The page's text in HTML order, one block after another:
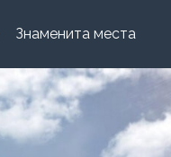
Знаменита места